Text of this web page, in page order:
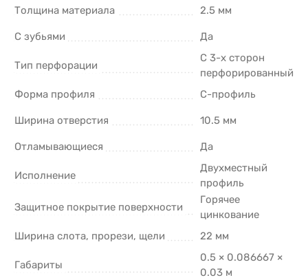
Толщина материала 2.5 мм
С зубьями Да
Тип перфорации
С 3-х сторон
перфорированный
Форма профиля
C-профиль
Ширина отверстия 10.5 мм
Отламывающиеся Да
Исполнение
Двухместный
профиль
Защитное покрытие поверхности
Горячее
цинкование
Ширина слота, прорези, щели
22 мм
Габариты
0.5 × 0.086667 ×
0.03 м